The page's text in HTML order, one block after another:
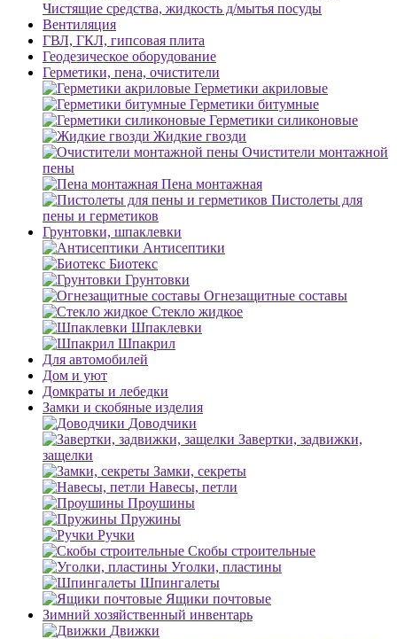
Чистящие средства, жидкость д/мытья посуды
Вентиляция
ГВЛ, ГКЛ, гипсовая плита
Геодезическое оборудование
Герметики, пена, очистители
Герметики акриловые
Герметики битумные
Герметики силиконовые
Жидкие гвозди
Очистители монтажной
пены
Пена монтажная
Пистолеты для
пены и герметиков
Грунтовки, шпаклевки
Антисептики
Биотекс
Грунтовки
Огнезащитные составы
Стекло жидкое
Шпаклевки
Шпакрил
Для автомобилей
Дом и уют
Домкраты и лебедки
Замки и скобяные изделия
Доводчики
Завертки, задвижки,
защелки
Замки, секреты
Навесы, петли
Проушины
Пружины
Ручки
Скобы строительные
Уголки, пластины
Шпингалеты
Ящики почтовые
Зимний хозяйственный инвентарь
Движки